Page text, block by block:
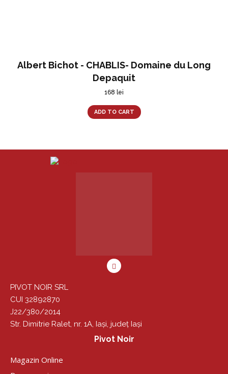
Albert Bichot - CHABLIS- Domaine du Long
Depaquit
168 lei
ADD TO CART
PIVOT NOIR SRL
CUI 32892870
J22/380/2014
Str. Dimitrie Ralet, nr. 1A, Iași, județ Iași
Pivot Noir
Magazin Online